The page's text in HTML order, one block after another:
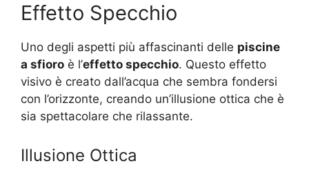
Effetto Specchio
Uno degli aspetti più affascinanti delle piscine
a sfioro è l’effetto specchio. Questo effetto
visivo è creato dall’acqua che sembra fondersi
con l’orizzonte, creando un’illusione ottica che è
sia spettacolare che rilassante.
Illusione Ottica